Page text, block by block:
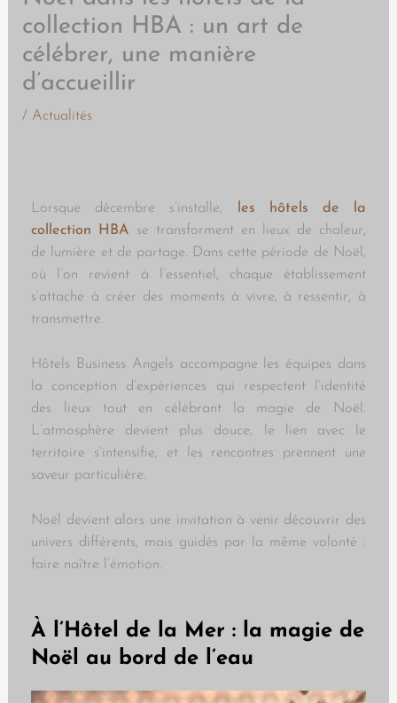
collection HBA : un art de
célébrer, une manière
d’accueillir
/ Actualités
Lorsque décembre s’installe,
les hôtels de la
collection HBA se transforment en lieux de chaleur,
de lumière et de partage. Dans cette période de Noël,
où l’on revient à l’essentiel, chaque établissement
s’attache à créer des moments à vivre, à ressentir, à
transmettre.
Hôtels Business Angels accompagne les équipes dans
la conception d’expériences qui respectent l’identité
des lieux tout en célébrant la magie de Noël.
L’atmosphère devient plus douce, le lien avec le
territoire s’intensifie, et les rencontres prennent une
saveur particulière.
Noël devient alors une invitation à venir découvrir des
univers différents, mais guidés par la même volonté :
faire naître l’émotion.
À l’Hôtel de la Mer : la magie de
Noël au bord de l’eau